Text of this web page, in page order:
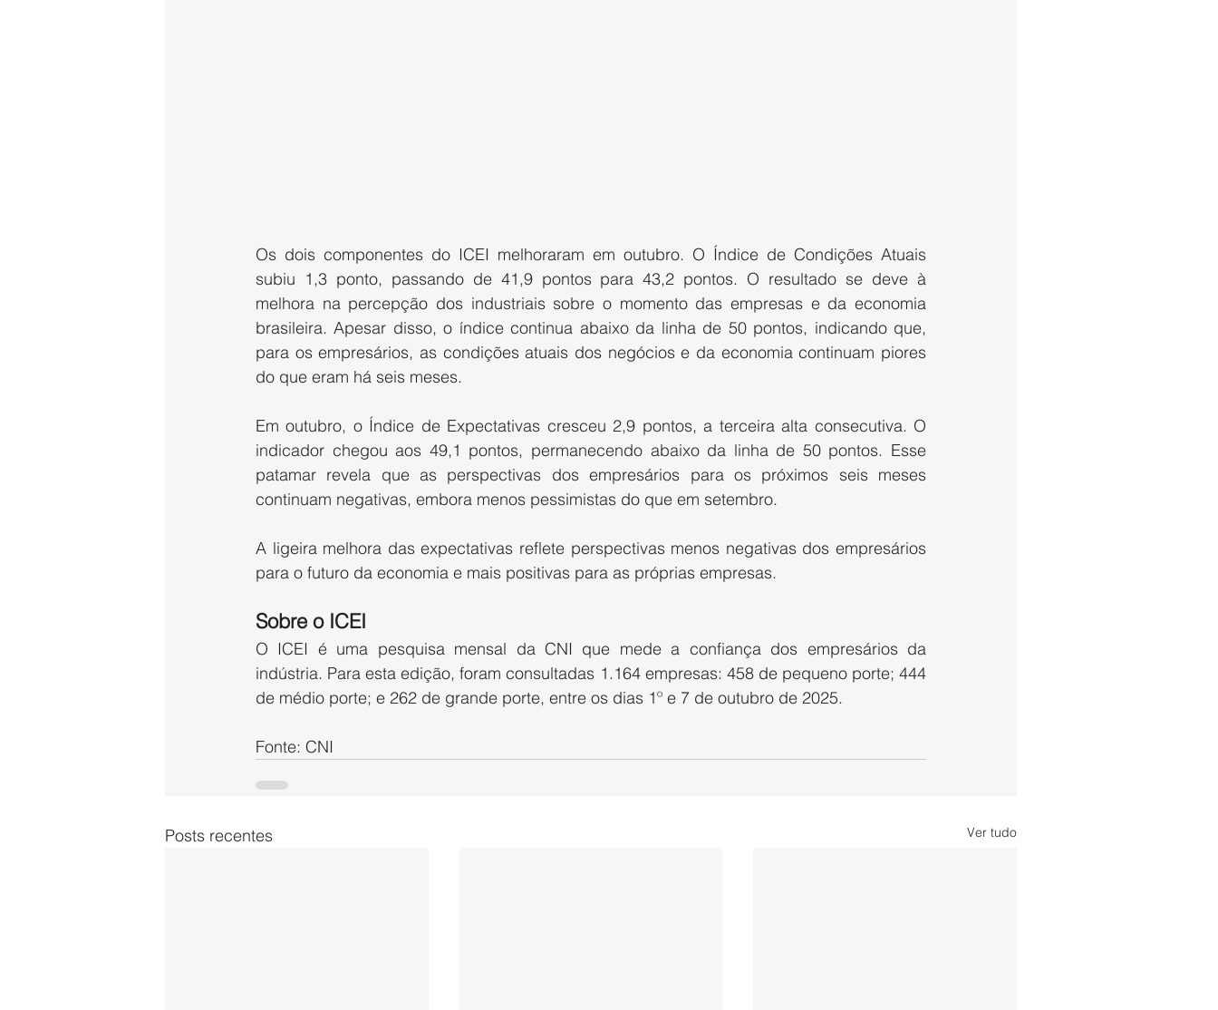
Os dois componentes do ICEI melhoraram em outubro. O Índice de Condições Atuais
subiu 1,3 ponto, passando de 41,9 pontos para 43,2 pontos. O resultado se deve à
melhora na percepção dos industriais sobre o momento das empresas e da economia
brasileira. Apesar disso, o índice continua abaixo da linha de 50 pontos, indicando que,
para os empresários, as condições atuais dos negócios e da economia continuam piores
do que eram há seis meses.
Em outubro, o Índice de Expectativas cresceu 2,9 pontos, a terceira alta consecutiva. O
indicador chegou aos 49,1 pontos, permanecendo abaixo da linha de 50 pontos. Esse
patamar revela que as perspectivas dos empresários para os próximos seis meses
continuam negativas, embora menos pessimistas do que em setembro.
A ligeira melhora das expectativas reflete perspectivas menos negativas dos empresários
para o futuro da economia e mais positivas para as próprias empresas.
Sobre o ICEI
O ICEI é uma pesquisa mensal da CNI que mede a confiança dos empresários da
indústria. Para esta edição, foram consultadas 1.164 empresas: 458 de pequeno porte; 444
de médio porte; e 262 de grande porte, entre os dias 1º e 7 de outubro de 2025.
Fonte: CNI
Posts recentes Ver tudo